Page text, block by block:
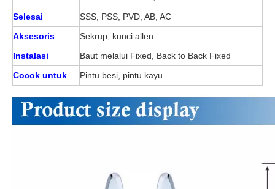
Selesai
SSS, PSS, PVD, AB, AC
Aksesoris
Sekrup, kunci allen
Instalasi
Baut melalui Fixed, Back to Back Fixed
Cocok untuk
Pintu besi, pintu kayu